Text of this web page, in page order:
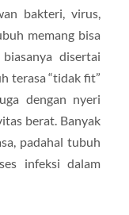
bakteri, virus,
memang bisa
disertai
terasa “tidak fit”
dengan nyeri
berat. Banyak
padahal tubuh
infeksi dalam